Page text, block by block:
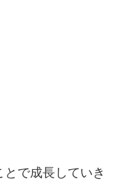
で成長していき